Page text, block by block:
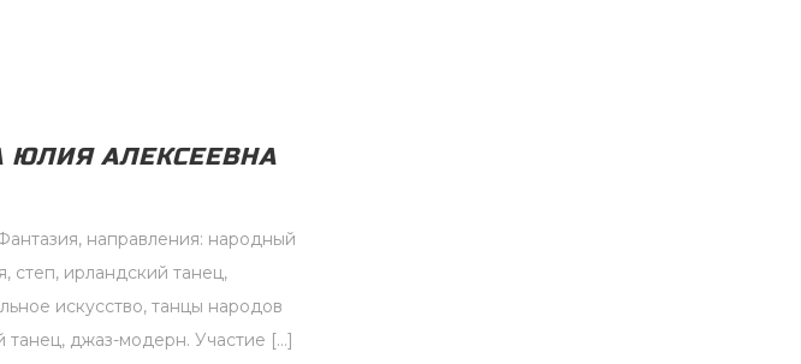
ЮЛИЯ АЛЕКСЕЕВНА
направления: народный
степ, ирландский танец,
искусство, танцы народов
танец, джаз-модерн. Участие […]